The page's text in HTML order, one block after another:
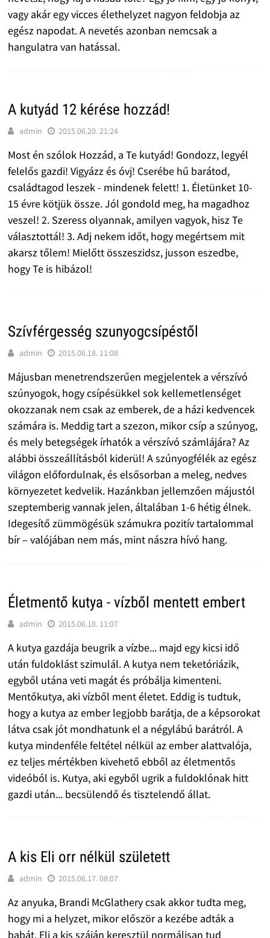
vagy akár egy vicces élethelyzet nagyon feldobja az
egész napodat. A nevetés azonban nemcsak a
hangulatra van hatással.
A kutyád 12 kérése hozzád!
admin 2015.06.20. 21:24
Most én szólok Hozzád, a Te kutyád! Gondozz, legyél
felelős gazdi! Vigyázz és óvj! Cserébe hű barátod,
családtagod leszek - mindenek felett! 1. Életünket 10-
15 évre kötjük össze. Jól gondold meg, ha magadhoz
veszel! 2. Szeress olyannak, amilyen vagyok, hisz Te
választottál! 3. Adj nekem időt, hogy megértsem mit
akarsz tőlem! Mielőtt összeszidsz, jusson eszedbe,
hogy Te is hibázol!
Szívférgesség szunyogcsípéstől
admin 2015.06.18. 11:08
Májusban menetrendszerűen megjelentek a vérszívó
szúnyogok, hogy csípésükkel sok kellemetlenséget
okozzanak nem csak az emberek, de a házi kedvencek
számára is. Meddig tart a szezon, mikor csíp a szúnyog,
és mely betegségek írhatók a vérszívó számlájára? Az
alábbi összeállításból kiderül! A szúnyogfélék az egész
világon előfordulnak, és elsősorban a meleg, nedves
környezetet kedvelik. Hazánkban jellemzően májustól
szeptemberig vannak jelen, általában 1-6 hétig élnek.
Idegesítő zümmögésük számukra pozitív tartalommal
bír – valójában nem más, mint nászra hívó hang.
Életmentő kutya - vízből mentett embert
admin 2015.06.18. 11:07
A kutya gazdája beugrik a vízbe... majd egy kicsi idő
után fuldoklást szimulál. A kutya nem teketóriázik,
egyből utána veti magát és próbálja kimenteni.
Mentőkutya, aki vízből ment életet. Eddig is tudtuk,
hogy a kutya az ember legjobb barátja, de a képsorokat
látva csak jót mondhatunk el a négylábú barátról. A
kutya mindenféle feltétel nélkül az ember alattvalója,
ez teljes mértékben kivehető ebből az életmentős
videóból is. Kutya, aki egyből ugrik a fuldoklónak hitt
gazdi után... becsülendő és tisztelendő állat.
A kis Eli orr nélkül született
admin 2015.06.17. 08:07
Az anyuka, Brandi McGlathery csak akkor tudta meg,
hogy mi a helyzet, mikor először a kezébe adták a
babát. Eli a kis száján keresztül normálisan tud